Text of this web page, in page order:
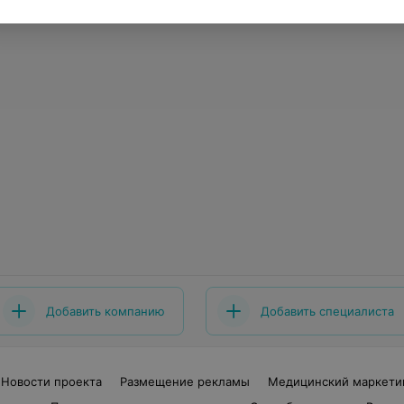
Добавить компанию Добавить специалиста
Новости проекта Размещение рекламы
Медицинский